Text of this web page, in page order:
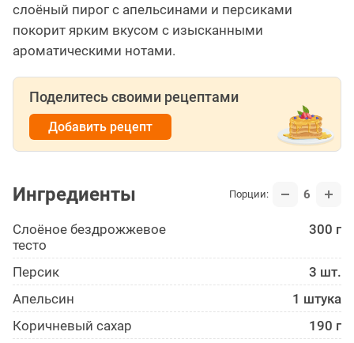
слоёный пирог с апельсинами и персиками
покорит ярким вкусом с изысканными
ароматическими нотами.
Поделитесь своими рецептами
Добавить рецепт
Ингредиенты Порции: 6
Слоёное бездрожжевое
тесто
300 г
Персик
3 шт.
Апельсин
1 штука
Коричневый сахар
190 г